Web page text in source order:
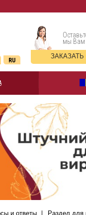
мы Вам
RU
и ответы Раздел для